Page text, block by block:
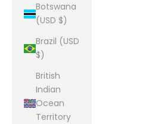
Botswana
(USD $)
Brazil (USD
$)
British
Indian
Ocean
Territory